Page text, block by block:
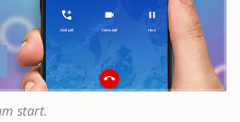
start.